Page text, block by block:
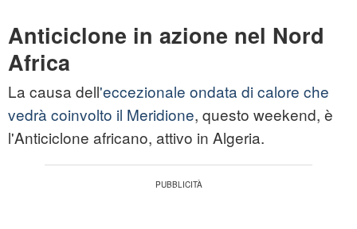
Anticiclone in azione nel Nord
Africa
La causa dell'eccezionale ondata di calore che
vedrà coinvolto il Meridione, questo weekend, è
l'Anticiclone africano, attivo in Algeria.